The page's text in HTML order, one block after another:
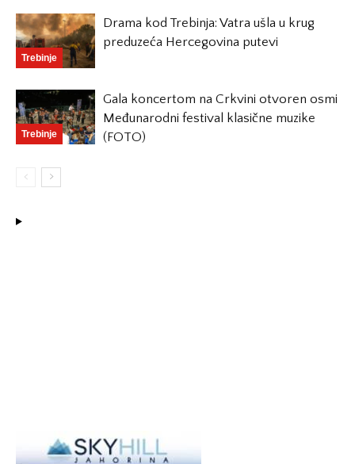
Trebinje
Drama kod Trebinja: Vatra ušla u krug
preduzeća Hercegovina putevi
Trebinje
Gala koncertom na Crkvini otvoren osmi
Međunarodni festival klasične muzike
(FOTO)